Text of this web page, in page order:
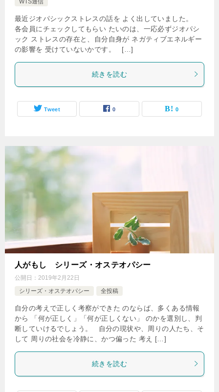
最近ジオパシックストレスの話を よく出していました。
各会員にチェックしてもらい たいのは、一応必ずジオパシ
ック ストレスの存在と、自分自身が ネガティブエネルギー
の影響を 受けていないかです。 […]
続きを読む
Tweet 0 0
人がもし シリーズ・オステオパシー
公開日： 2019年2月22日
シリーズ・オステオパシー
全投稿
自分の考えで正しく考察ができた のならば、多くある情報
から 「何が正しく」「何が正しくない」 のかを選別し、判
断していけるでしょう。 自分の現状や、周りの人たち、そ
して 周りの社会を冷静に、かつ偏った 考え […]
続きを読む